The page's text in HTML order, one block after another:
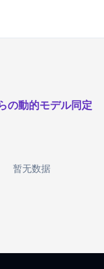
の動的モデル同定
暂无数据